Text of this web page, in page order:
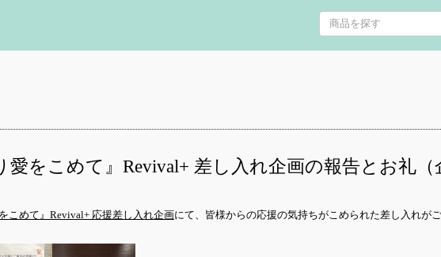
をこめて』Revival+ 差し入れ企画の報告とお礼（
こめて』Revival+ 応援差し入れ企画にて、皆様からの応援の気持ちがこめられた差し入れが